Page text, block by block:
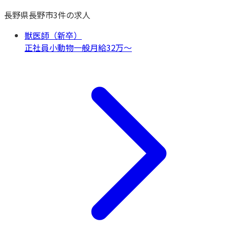
長野県長野市3件の求人
獣医師（新卒）
正社員小動物一般月給32万〜